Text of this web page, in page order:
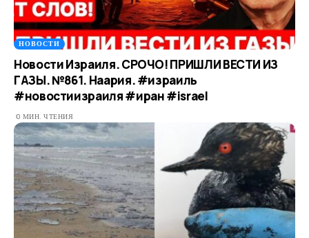
НОВОСТИ
Новости Израиля. СРОЧО! ПРИШЛИ ВЕСТИ ИЗ
ГАЗЫ. №861. Наария. #израиль
#новостиизраиля #иран #israel
0 МИН. ЧТЕНИЯ